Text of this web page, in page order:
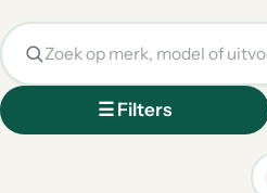
☰ Filters